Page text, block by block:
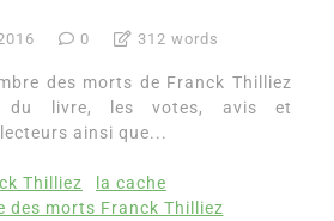
0 312 words
des morts de Franck Thilliez
du livre, les votes, avis et
ainsi que...
Thilliez
la cache
des morts Franck Thilliez